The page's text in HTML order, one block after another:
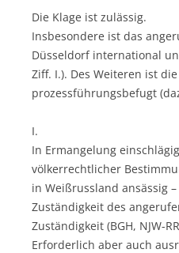
Die Klage ist zulässig.
Insbesondere ist das
Düsseldorf international
Ziff. I.). Des Weiteren ist
prozessführungsbefugt
I.
In Ermangelung
völkerrechtlicher
in Weißrussland ansässig
Zuständigkeit des
Zuständigkeit (BGH, NJW-
Erforderlich aber auch